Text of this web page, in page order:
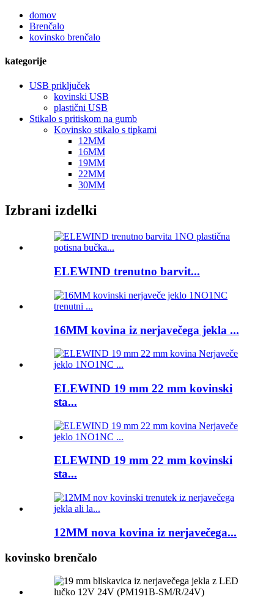
domov
Brenčalo
kovinsko brenčalo
kategorije
USB priključek
kovinski USB
plastični USB
Stikalo s pritiskom na gumb
Kovinsko stikalo s tipkami
12MM
16MM
19MM
22MM
30MM
Izbrani izdelki
ELEWIND trenutno barvit...
16MM kovina iz nerjavečega jekla ...
ELEWIND 19 mm 22 mm kovinski
sta...
ELEWIND 19 mm 22 mm kovinski
sta...
12MM nova kovina iz nerjavečega...
kovinsko brenčalo